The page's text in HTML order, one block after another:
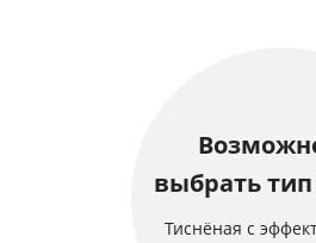
выбрать
Тиснёная с